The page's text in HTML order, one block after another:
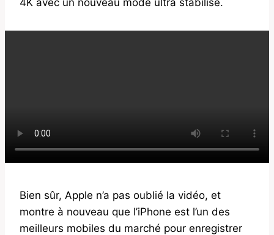
Bien sûr, Apple n’a pas oublié la vidéo, et
montre à nouveau que l’iPhone est l’un des
meilleurs mobiles du marché pour enregistrer